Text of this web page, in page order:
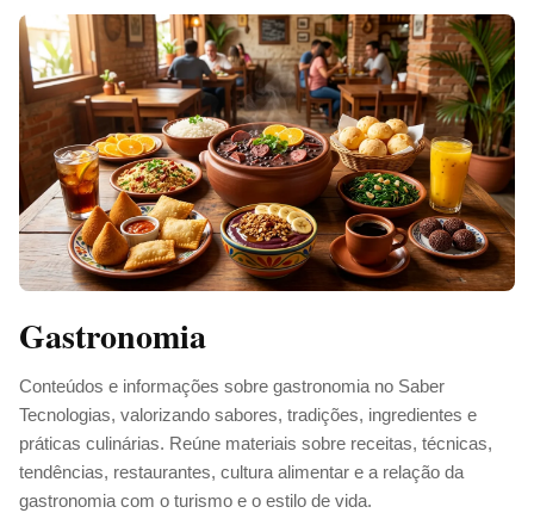
Gastronomia
Conteúdos e informações sobre gastronomia no Saber
Tecnologias, valorizando sabores, tradições, ingredientes e
práticas culinárias. Reúne materiais sobre receitas, técnicas,
tendências, restaurantes, cultura alimentar e a relação da
gastronomia com o turismo e o estilo de vida.